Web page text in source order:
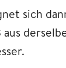
sich